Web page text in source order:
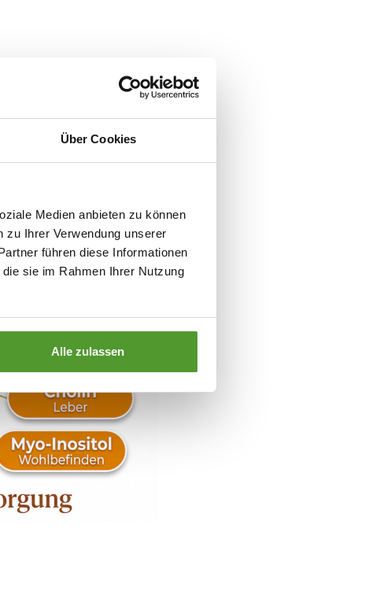
Über Cookies
Medien anbieten zu können
zu Ihrer Verwendung unserer
führen diese Informationen
sie im Rahmen Ihrer Nutzung
Alle zulassen